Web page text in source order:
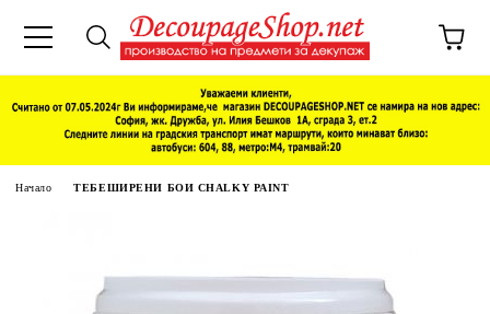
Начало ТЕБЕШИРЕНИ БОИ CHALKY PAINT